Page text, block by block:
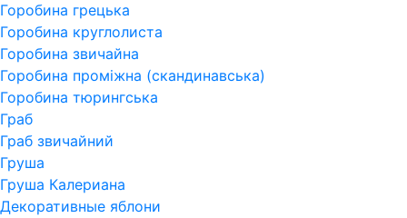
Горобина грецька
Горобина круглолиста
Горобина звичайна
Горобина проміжна (скандинавська)
Горобина тюрингська
Граб
Граб звичайний
Груша
Груша Калериана
Декоративные яблони